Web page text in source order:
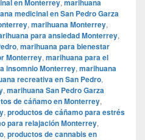
en Monterrey marihuana
medicinal en San Pedro Garza
, marihuana Monterrey,
para ansiedad Monterrey,
, marihuana para bienestar
Monterrey, marihuana para el
insomnio Monterrey, marihuana
recreativa en San Pedro,
, marihuana San Pedro Garza
de cáñamo en Monterrey,
, productos de cáñamo para estrés
para relajación Monterrey,
, productos de cannabis en